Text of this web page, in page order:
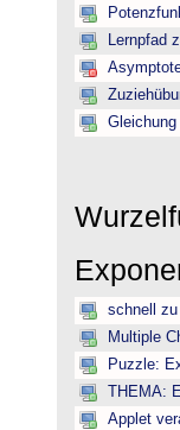
Lernpfad
schnell
Multiple
Puzzle:
THEMA:
Applet